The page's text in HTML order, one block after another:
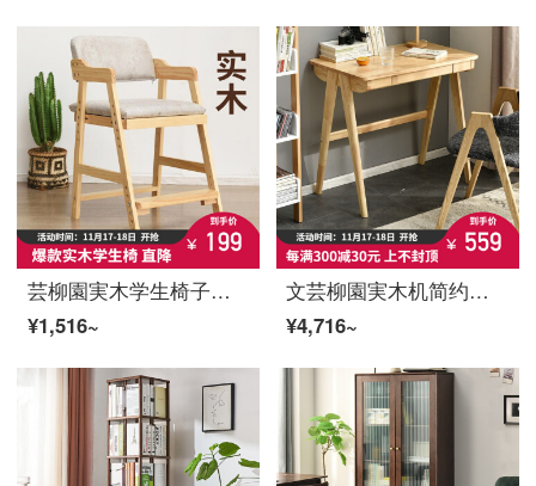
芸柳園実木学生椅子学習椅子の本と椅子の授業机と椅子のオフィスチェア家庭用の食事椅子と背もたれの椅子は昇降できます。
¥1,516~
文芸柳園実木机简约現代パソコンデスク学生家庭用小型テープ引き書斎書写机事務机0.8 m原木色シングルテーブル+牛角椅子
¥4,716~